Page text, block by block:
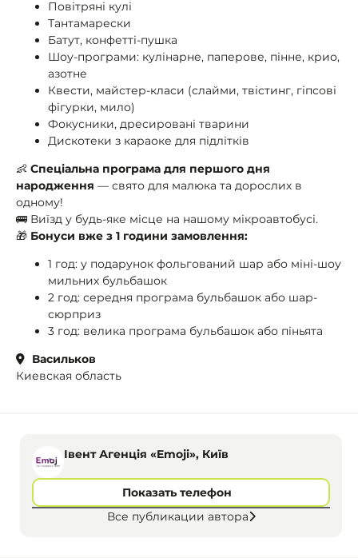
Повітряні кулі
Тантамарески
Батут, конфетті-пушка
Шоу-програми: кулінарне, паперове, пінне, крио,
азотне
Квести, майстер-класи (слайми, твістинг, гіпсові
фігурки, мило)
Фокусники, дресировані тварини
Дискотеки з караоке для підлітків
👶 Спеціальна програма для першого дня
народження — свято для малюка та дорослих в
одному!
🚌 Виїзд у будь-яке місце на нашому мікроавтобусі.
🎁 Бонуси вже з 1 години замовлення:
1 год: у подарунок фольгований шар або міні-шоу
мильних бульбашок
2 год: середня програма бульбашок або шар-
сюрприз
3 год: велика програма бульбашок або піньята
Васильков
Киевская область
Івент Агенція «Emoji», Київ
Показать телефон
Все публикации автора